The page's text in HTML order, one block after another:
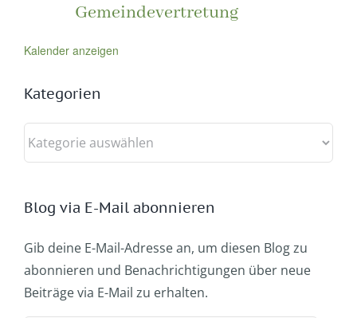
Gemeindevertretung
Kalender anzeigen
Kategorien
Kategorien
Blog via E-Mail abonnieren
Gib deine E-Mail-Adresse an, um diesen Blog zu
abonnieren und Benachrichtigungen über neue
Beiträge via E-Mail zu erhalten.